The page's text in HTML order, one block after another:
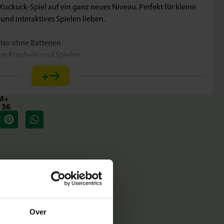
Over
Spiel auf ein ganz neues Niveau. Perfekt für kleine
interaktives Spielen lieben.
ohne Batterien
Kuscheln und Spielen
die sensorische Entwicklung
man ihm in den Fuß drückt. Diese einfache, aber clevere
noch lustiger und fördert die Interaktion zwischen Eltern
sondern auch umweltfreundlich und nachhaltig.
Wert auf Sicherheit. Deshalb werden die Produkte in der
+